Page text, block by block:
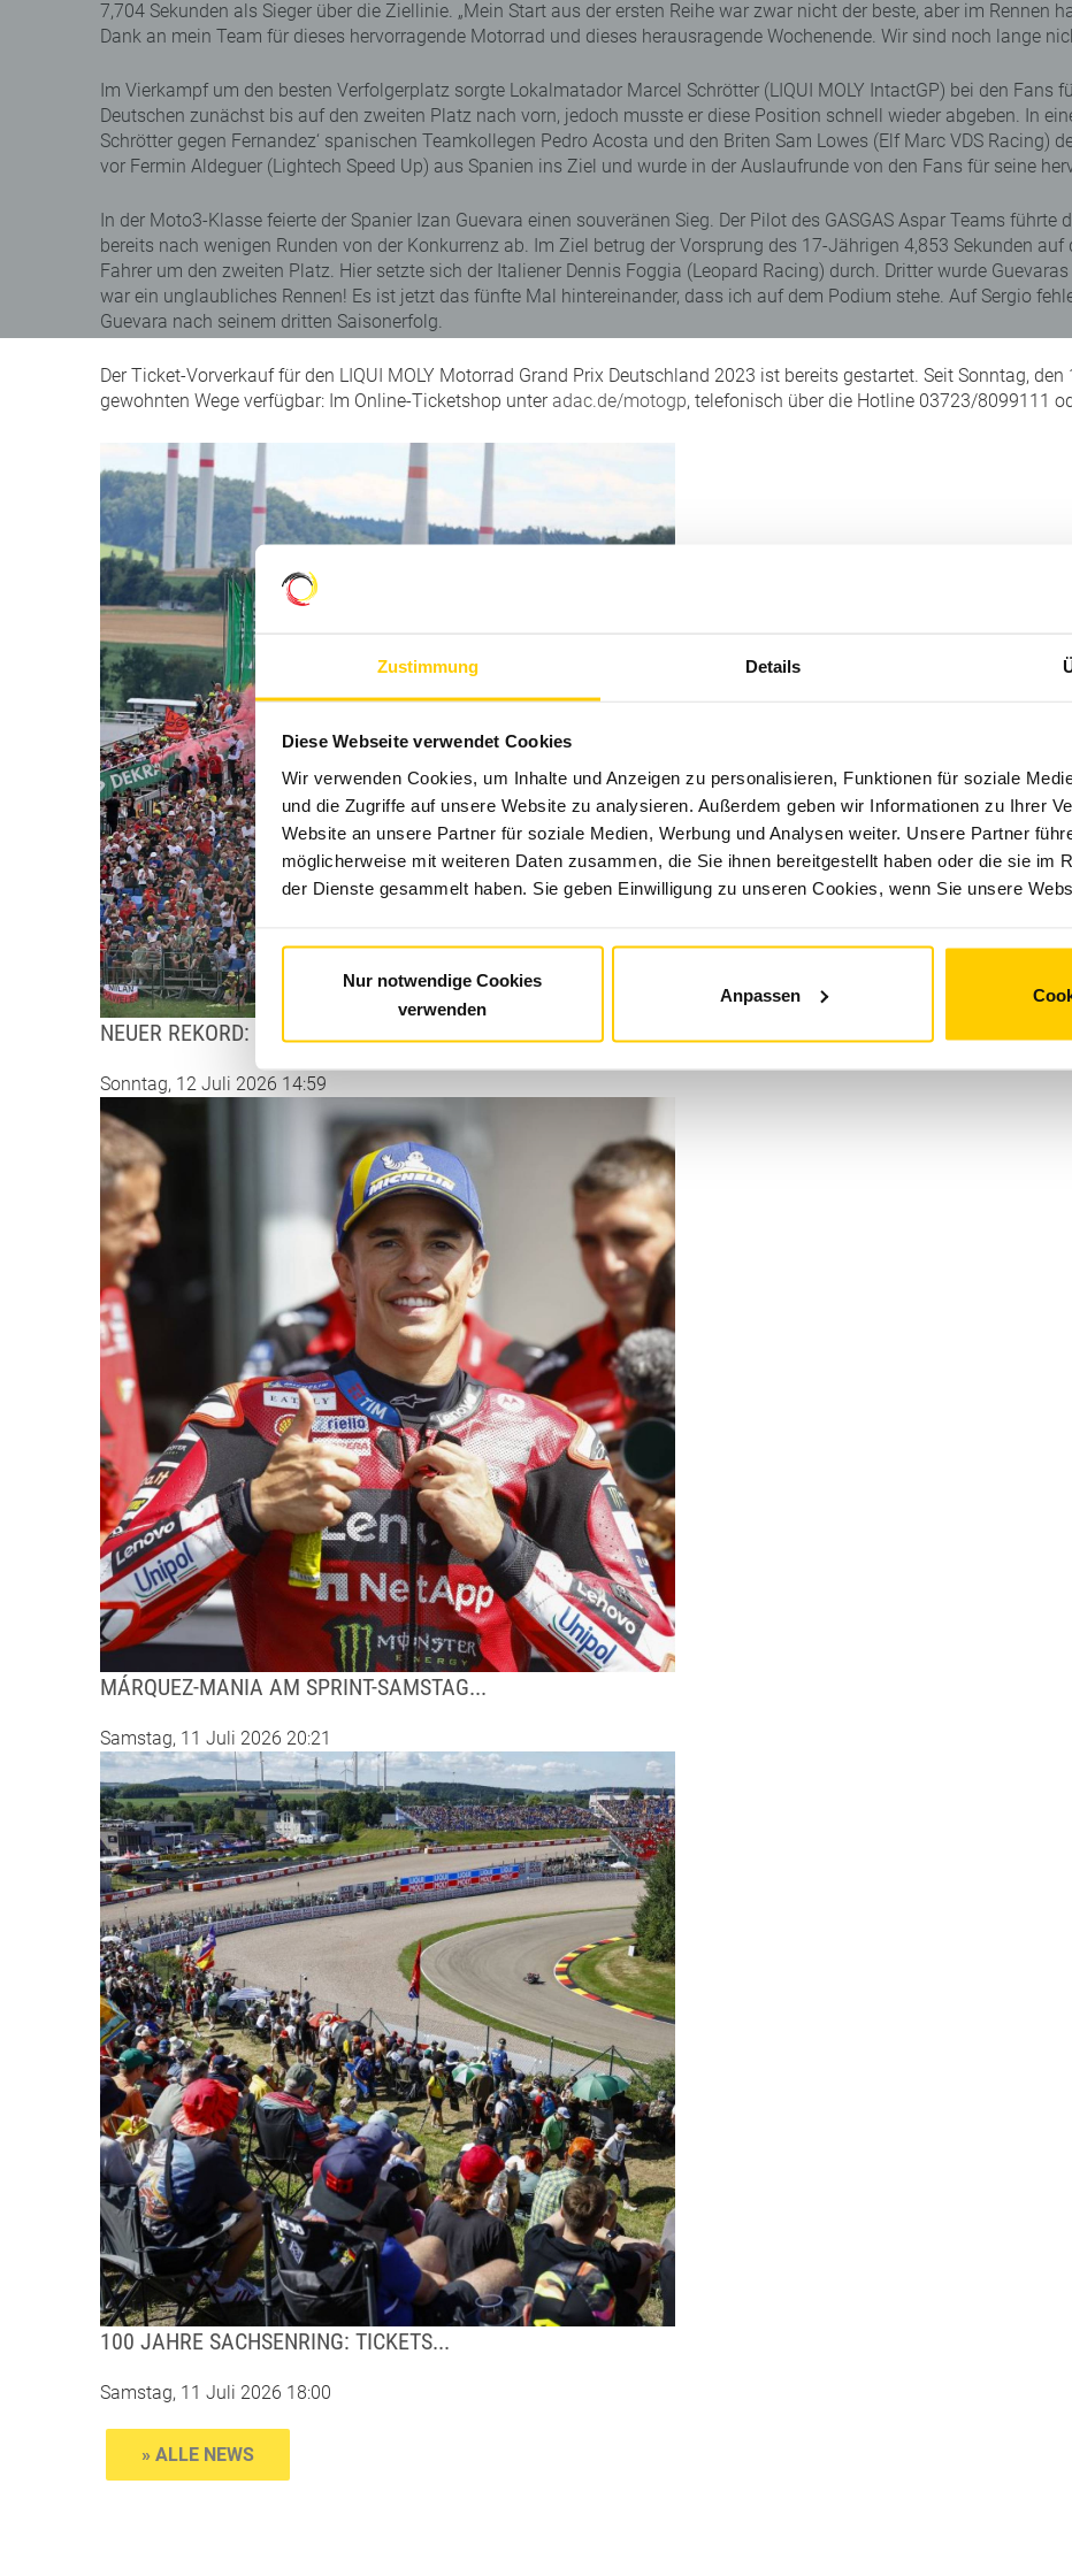
Zustimmung Details
Diese Webseite verwendet Cookies
Wir verwenden Cookies, um Inhalte und Anzeigen zu personalisieren, Funktionen für soziale
und die Zugriffe auf unsere Website zu analysieren. Außerdem geben wir Informationen zu Ihrer
Website an unsere Partner für soziale Medien, Werbung und Analysen weiter. Unsere Partner
möglicherweise mit weiteren Daten zusammen, die Sie ihnen bereitgestellt haben oder die sie im
der Dienste gesammelt haben. Sie geben Einwilligung zu unseren Cookies, wenn Sie unsere
Nur notwendige Cookies
verwenden
Anpassen
7,704 Sekunden als Sieger über die Ziellinie. „Mein Start aus der ersten Reihe war zwar nicht der beste, aber im Rennen
Dank an mein Team für dieses hervorragende Motorrad und dieses herausragende Wochenende. Wir sind noch lange
Im Vierkampf um den besten Verfolgerplatz sorgte Lokalmatador Marcel Schrötter (LIQUI MOLY IntactGP) bei den Fans
Deutschen zunächst bis auf den zweiten Platz nach vorn, jedoch musste er diese Position schnell wieder abgeben. In
Schrötter gegen Fernandez‘ spanischen Teamkollegen Pedro Acosta und den Briten Sam Lowes (Elf Marc VDS Racing)
vor Fermin Aldeguer (Lightech Speed Up) aus Spanien ins Ziel und wurde in der Auslaufrunde von den Fans für seine
In der Moto3-Klasse feierte der Spanier Izan Guevara einen souveränen Sieg. Der Pilot des GASGAS Aspar Teams führte
bereits nach wenigen Runden von der Konkurrenz ab. Im Ziel betrug der Vorsprung des 17-Jährigen 4,853 Sekunden
Fahrer um den zweiten Platz. Hier setzte sich der Italiener Dennis Foggia (Leopard Racing) durch. Dritter wurde
war ein unglaubliches Rennen! Es ist jetzt das fünfte Mal hintereinander, dass ich auf dem Podium stehe. Auf Sergio
Guevara nach seinem dritten Saisonerfolg.
Der Ticket-Vorverkauf für den LIQUI MOLY Motorrad Grand Prix Deutschland 2023 ist bereits gestartet. Seit Sonntag,
gewohnten Wege verfügbar: Im Online-Ticketshop unteradac.de/motogp, telefonisch über die Hotline 03723/8099111
NEUER REKORD: AUSVERKAUFTER...
Sonntag, 12 Juli 2026 14:59
MÁRQUEZ-MANIA AM SPRINT-SAMSTAG...
Samstag, 11 Juli 2026 20:21
100 JAHRE SACHSENRING: TICKETS...
Samstag, 11 Juli 2026 18:00
» ALLE NEWS